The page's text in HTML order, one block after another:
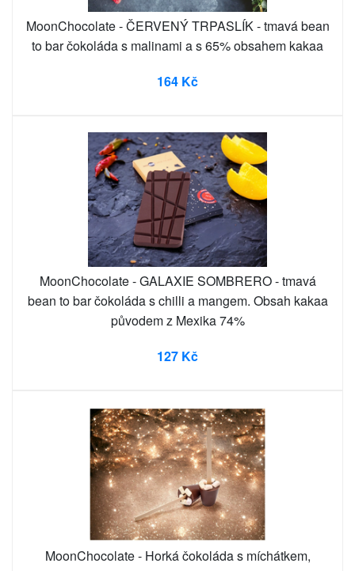
MoonChocolate - ČERVENÝ TRPASLÍK - tmavá bean
to bar čokoláda s malinami a s 65% obsahem kakaa
164 Kč
MoonChocolate - GALAXIE SOMBRERO - tmavá
bean to bar čokoláda s chilli a mangem. Obsah kakaa
původem z Mexika 74%
127 Kč
MoonChocolate - Horká čokoláda s míchátkem,